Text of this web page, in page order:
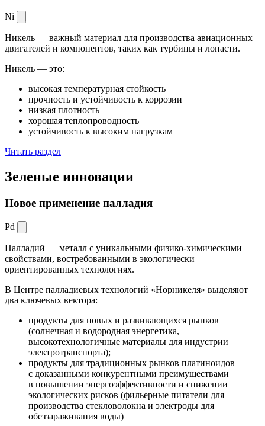
Ni
Никель — важный материал для производства авиационных
двигателей и компонентов, таких как турбины и лопасти.
Никель — это:
высокая температурная стойкость
прочность и устойчивость к коррозии
низкая плотность
хорошая теплопроводность
устойчивость к высоким нагрузкам
Читать раздел
Зеленые инновации
Новое применение палладия
Pd
Палладий — металл с уникальными физико-химическими
свойствами, востребованными в экологически
ориентированных технологиях.
В Центре палладиевых технологий «Норникеля» выделяют
два ключевых вектора:
продукты для новых и развивающихся рынков
(солнечная и водородная энергетика,
высокотехнологичные материалы для индустрии
электротранспорта);
продукты для традиционных рынков платиноидов
с доказанными конкурентными преимуществами
в повышении энергоэффективности и снижении
экологических рисков (фильерные питатели для
производства стекловолокна и электроды для
обеззараживания воды)